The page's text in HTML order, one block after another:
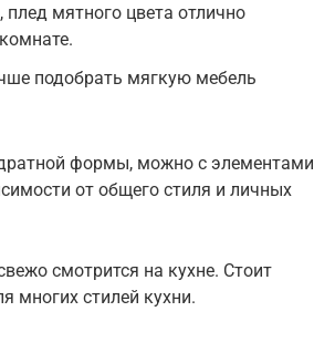
мятного цвета отлично
подобрать мягкую мебель
формы, можно с элементами
от общего стиля и личных
смотрится на кухне. Стоит
многих стилей кухни.